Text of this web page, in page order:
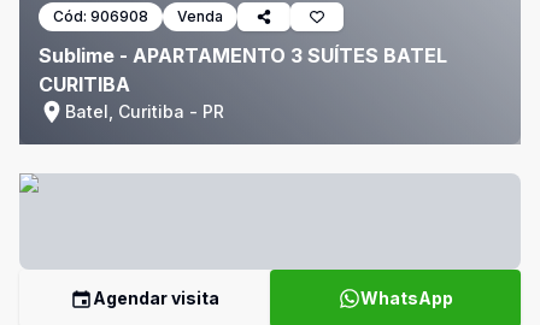
Cód: 906908 Venda
Sublime - APARTAMENTO 3 SUÍTES BATEL
CURITIBA
Batel, Curitiba - PR
Agendar visita WhatsApp